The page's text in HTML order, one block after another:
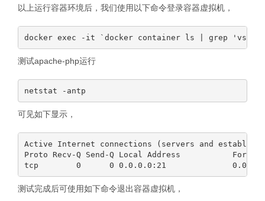
以上运行容器环境后，我们使用以下命令登录容器虚拟机，
测试apache-php运行
可见如下显示，
Active Internet connections (servers and
Proto Recv-Q Send-Q Local Address
测试完成后可使用如下命令退出容器虚拟机，